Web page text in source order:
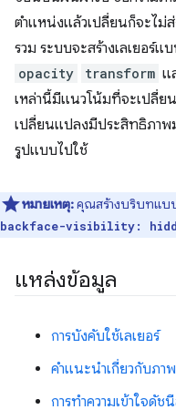
ตำแหน่งแล้วเปลี่ยนก็จะไม่
รวม ระบบจะสร้างเลเยอร์
opacity transform แ
เหล่านี้มีแนวโน้มที่จะเปลี่ย
เปลี่ยนแปลงมีประสิทธิภาพ
รูปแบบไปใช้
หมายเหตุ:คุณสร้างบริบทแบ
backface-visibility:
แหล่งข้อมูล
การบังคับใช้เลเยอร์
คำแนะนำเกี่ยวกับภา
การทำความเข้าใจดัช